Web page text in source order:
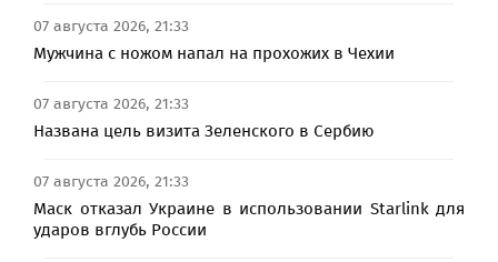
07 августа 2026, 21:33
Мужчина с ножом напал на прохожих в Чехии
07 августа 2026, 21:33
Названа цель визита Зеленского в Сербию
07 августа 2026, 21:33
Маск отказал Украине в использовании Starlink для
ударов вглубь России